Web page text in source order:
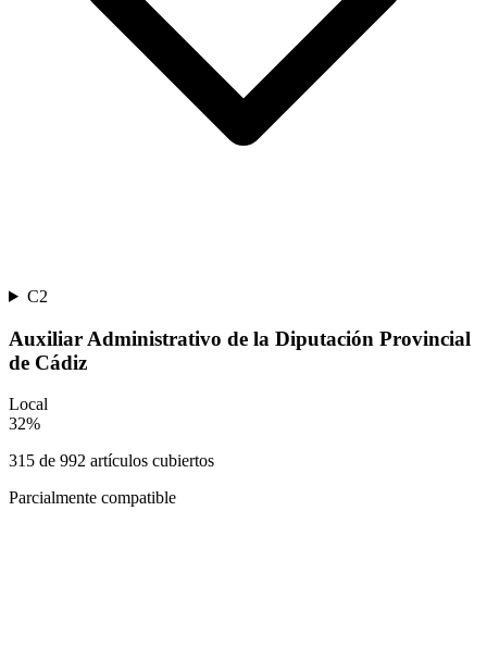
C2
Auxiliar Administrativo de la Diputación Provincial
de Cádiz
Local
32%
315 de 992 artículos cubiertos
Parcialmente compatible